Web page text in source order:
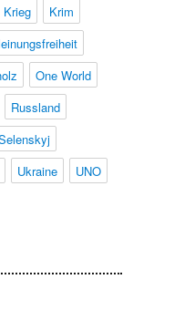
Krieg
Krim
One World
Russland
Ukraine
UNO